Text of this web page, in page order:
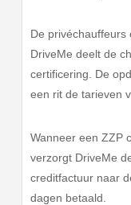
De privéchauffeurs
DriveMe deelt de
certificering. De
een rit de tarieven
Wanneer een ZZP
verzorgt DriveMe
creditfactuur naar
dagen betaald.